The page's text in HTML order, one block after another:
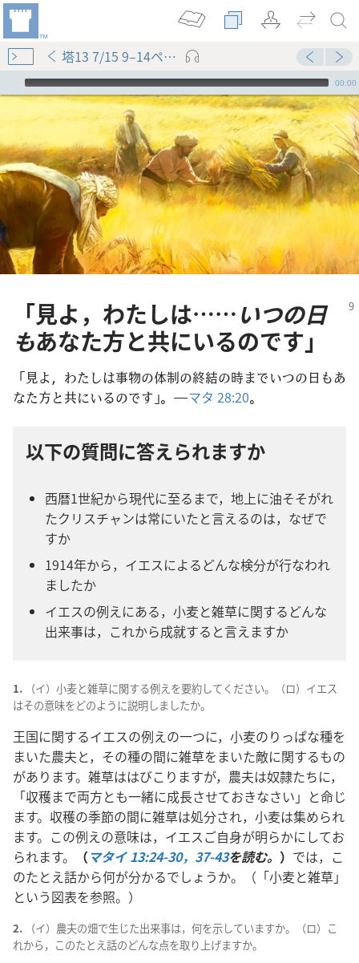
塔13 7/15 9–14ページ
Audio Player
00:00
「見よ，わたしは……いつの日
もあなた方と共にいるのです」
「見よ，わたしは事物の体制の終結の時までいつの日もあ
なた方と共にいるのです」。―マタ 28:20。
以下の質問に答えられますか
西暦1世紀から現代に至るまで，地上に油そそがれ
たクリスチャンは常にいたと言えるのは，なぜで
すか
1914年から，イエスによるどんな検分が行なわれ
ましたか
イエスの例えにある，小麦と雑草に関するどんな
出来事は，これから成就すると言えますか
1. （イ）小麦と雑草に関する例えを要約してください。（ロ）イエス
はその意味をどのように説明しましたか。
王国に関するイエスの例えの一つに，小麦のりっぱな種を
まいた農夫と，その種の間に雑草をまいた敵に関するもの
があります。雑草ははびこりますが，農夫は奴隷たちに，
「収穫まで両方とも一緒に成長させておきなさい」と命じ
ます。収穫の季節の間に雑草は処分され，小麦は集められ
ます。この例えの意味は，イエスご自身が明らかにしてお
られます。
（マタイ 13:24-30， 37-43を読む。 ） では，こ
のたとえ話から何が分かるでしょうか。（「小麦と雑草」
という図表を参照。）
2. （イ）農夫の畑で生じた出来事は，何を示していますか。（ロ）こ
れから，このたとえ話のどんな点を取り上げますか。